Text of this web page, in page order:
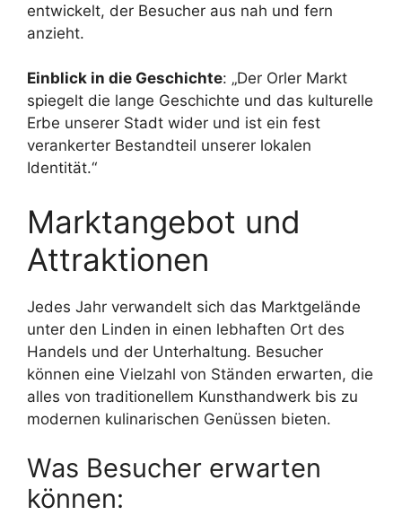
entwickelt, der Besucher aus nah und fern
anzieht.
Einblick in die Geschichte: „Der Orler Markt
spiegelt die lange Geschichte und das kulturelle
Erbe unserer Stadt wider und ist ein fest
verankerter Bestandteil unserer lokalen
Identität.“
Marktangebot und
Attraktionen
Jedes Jahr verwandelt sich das Marktgelände
unter den Linden in einen lebhaften Ort des
Handels und der Unterhaltung. Besucher
können eine Vielzahl von Ständen erwarten, die
alles von traditionellem Kunsthandwerk bis zu
modernen kulinarischen Genüssen bieten.
Was Besucher erwarten
können: